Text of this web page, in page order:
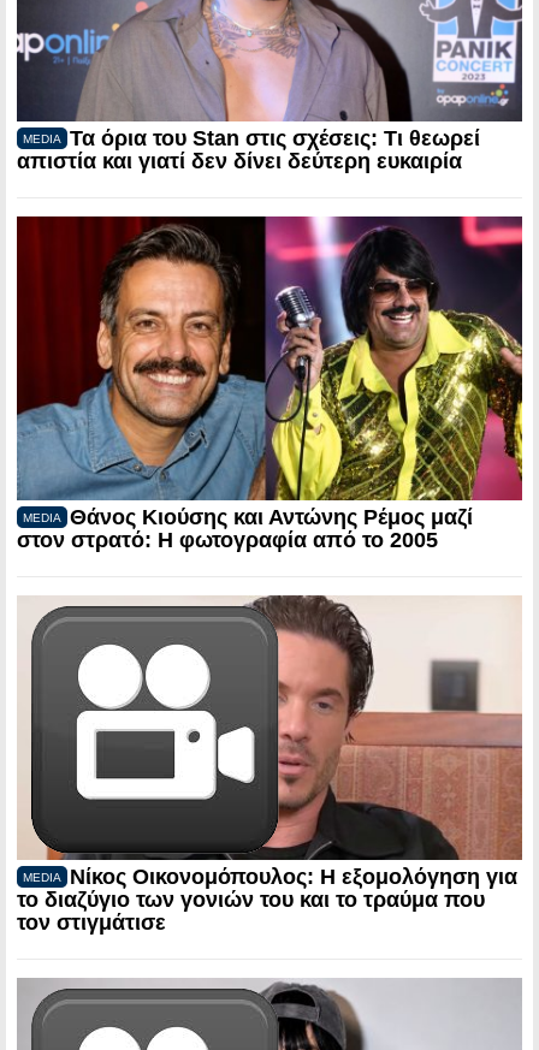
MEDIA
Τα όρια του Stan στις σχέσεις: Τι θεωρεί
απιστία και γιατί δεν δίνει δεύτερη ευκαιρία
MEDIA
Θάνος Κιούσης και Αντώνης Ρέμος μαζί
στον στρατό: Η φωτογραφία από το 2005
MEDIA
Νίκος Οικονομόπουλος: Η εξομολόγηση για
το διαζύγιο των γονιών του και το τραύμα που
τον στιγμάτισε